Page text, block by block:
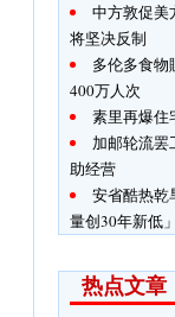
中方敦促美
将坚决反制
多伦多食物
400万人次
素里再爆住
加邮轮流罢
助经营
安省酷热乾
量创30年新低」
热点文章